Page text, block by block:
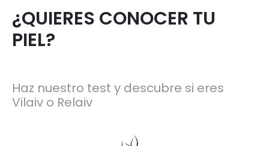
¿QUIERES CONOCER TU
PIEL?
Haz nuestro test y descubre si eres
Vilaiv o Relaiv